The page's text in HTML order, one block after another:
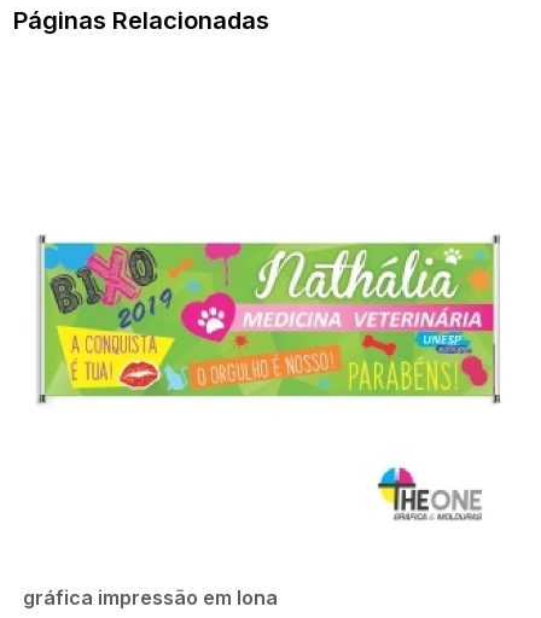
Páginas Relacionadas
gráfica impressão em lona